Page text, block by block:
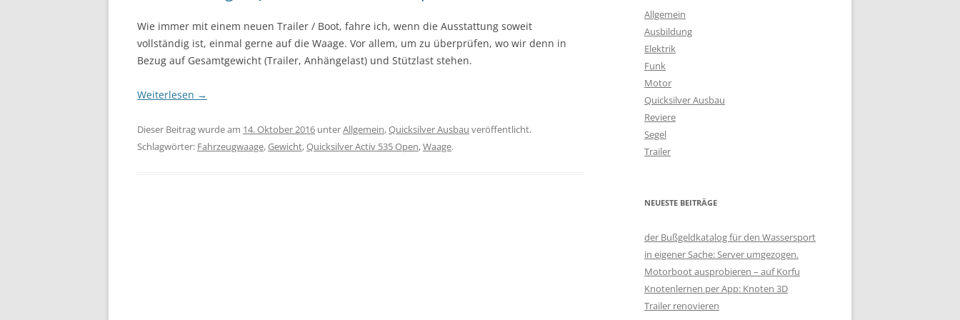
Wie immer mit einem neuen Trailer / Boot, fahre ich, wenn die Ausstattung soweit
vollständig ist, einmal gerne auf die Waage. Vor allem, um zu überprüfen, wo wir denn in
Bezug auf Gesamtgewicht (Trailer, Anhängelast) und Stützlast stehen.
Weiterlesen →
Dieser Beitrag wurde am 14. Oktober 2016 unterAllgemein,Quicksilver Ausbau veröffentlicht.
Schlagwörter: Fahrzeugwaage,Gewicht,Quicksilver Activ 535 Open,Waage.
Allgemein
Ausbildung
Elektrik
Funk
Motor
Quicksilver Ausbau
Reviere
Segel
Trailer
NEUESTE BEITRÄGE
der Bußgeldkatalog für den Wassersport
in eigener Sache: Server umgezogen.
Motorboot ausprobieren – auf Korfu
Knotenlernen per App: Knoten 3D
Trailer renovieren